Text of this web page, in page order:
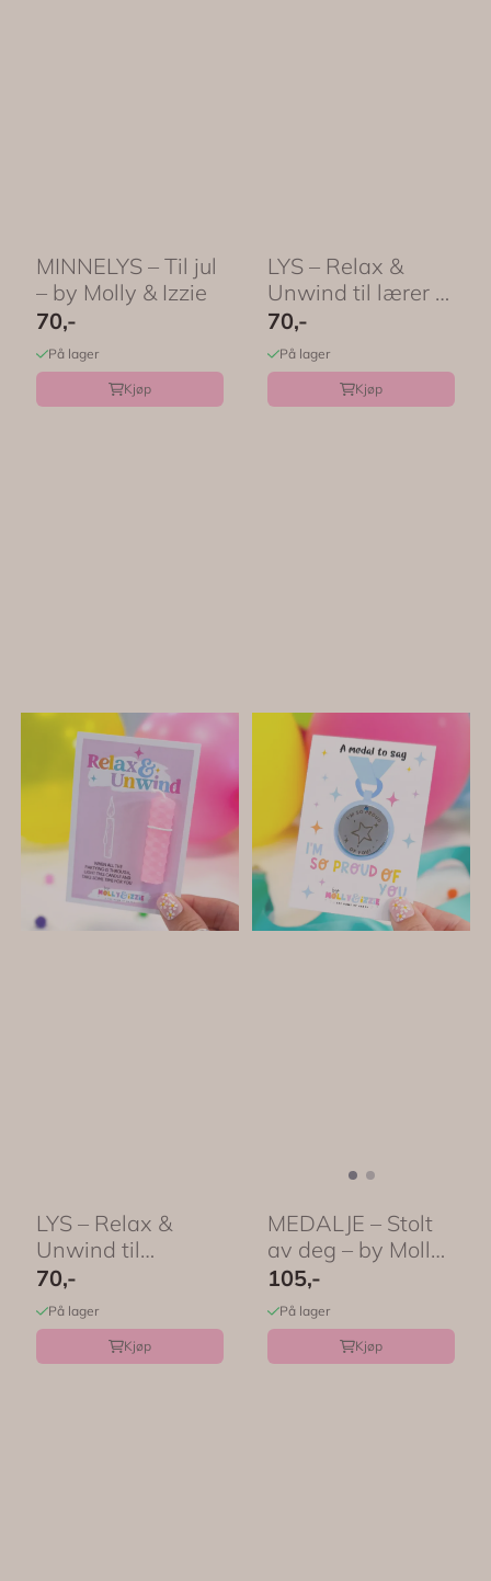
MINNELYS – Til jul
– by Molly & Izzie
70,-
På lager
Kjøp
LYS – Relax &
Unwind til lærer –
by Molly & ...
70,-
På lager
Kjøp
LYS – Relax &
Unwind til
bursdag – by
Molly & ...
70,-
På lager
Kjøp
MEDALJE – Stolt
av deg – by Molly
& Izzie
105,-
På lager
Kjøp